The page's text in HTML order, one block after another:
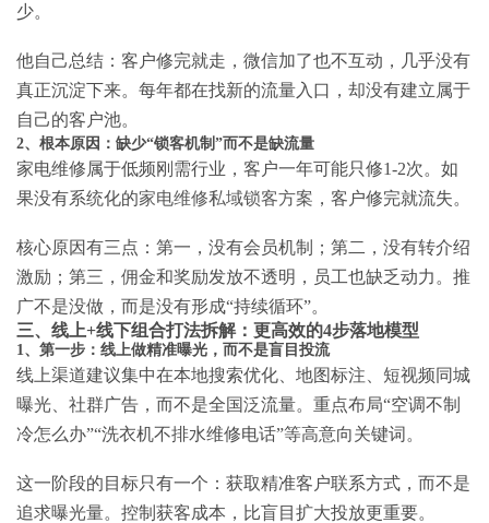
少。
他自己总结：客户修完就走，微信加了也不互动，几乎没有
真正沉淀下来。每年都在找新的流量入口，却没有建立属于
自己的客户池。
2、根本原因：缺少“锁客机制”而不是缺流量
家电维修属于低频刚需行业，客户一年可能只修1-2次。如
果没有系统化的家电维修私域锁客方案 ，客户修完就流失。
核心原因有三点：第一，没有会员机制；第二，没有转介绍
激励；第三，佣金和奖励发放不透明，员工也缺乏动力。推
广不是没做，而是没有形成“持续循环”。
三、线上+线下组合打法拆解：更高效的4步落地模型
1、第一步：线上做精准曝光，而不是盲目投流
线上渠道建议集中在本地搜索优化、地图标注、短视频同城
曝光、社群广告，而不是全国泛流量。重点布局“空调不制
冷怎么办”“洗衣机不排水维修电话”等高意向关键词。
这一阶段的目标只有一个：获取精准客户联系方式，而不是
追求曝光量。控制获客成本，比盲目扩大投放更重要。